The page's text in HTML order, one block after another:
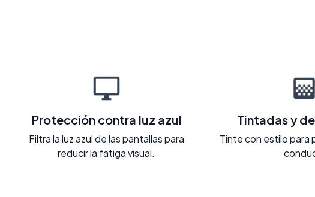
Protección contra luz azul
Filtra la luz azul de las pantallas para
reducir la fatiga visual.
Tintadas y
Tinte con estilo para